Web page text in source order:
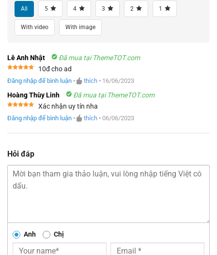
All 5 4 3 2 1
With video With image
Lê Anh Nhật Đã mua tại ThemeTOT.com
hạng55
10đ cho ad
Đăng nhập để bình luận • thích • 16/06/2023
Hoàng Thùy Linh Đã mua tại ThemeTOT.com
hạng55
Xác nhận uy tín nha
Đăng nhập để bình luận • thích • 06/06/2023
Hỏi đáp
Anh Chị